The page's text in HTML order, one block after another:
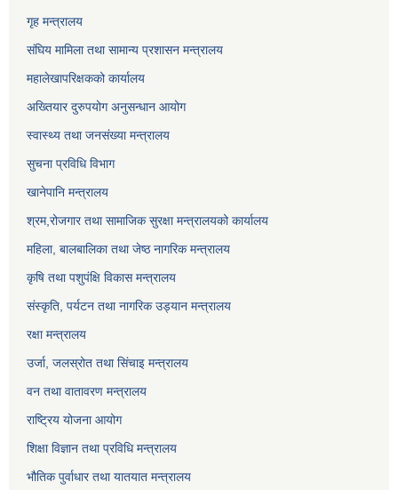
गृह मन्त्रालय
संघिय मामिला तथा सामान्य प्रशासन मन्त्रालय
महालेखापरिक्षकको कार्यालय
अख्तियार दुरुपयोग अनुसन्धान आयोग
स्वास्थ्य तथा जनसंख्या मन्त्रालय
सुचना प्रविधि विभाग
खानेपानि मन्त्रालय
श्रम,रोजगार तथा सामाजिक सुरक्षा मन्त्रालयको कार्यालय
महिला, बालबालिका तथा जेष्ठ नागरिक मन्त्रालय
कृषि तथा पशुपंक्षि विकास मन्त्रालय
संस्कृति, पर्यटन तथा नागरिक उड्‍यान मन्त्रालय
रक्षा मन्त्रालय
उर्जा, जलस्रोत तथा सिंचाइ मन्त्रालय
वन तथा वातावरण मन्त्रालय
राष्ट्रिय योजना आयोग
शिक्षा विज्ञान तथा प्रविधि मन्त्रालय
भौतिक पुर्वाधार तथा यातयात मन्त्रालय